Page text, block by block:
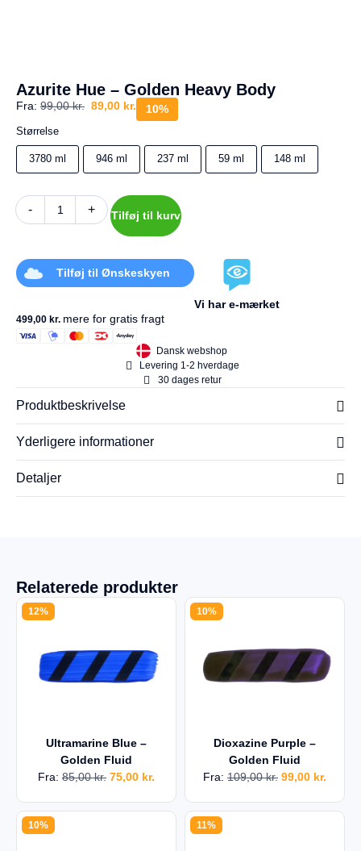
t
u
Din
kurv
tom.
Azurite Hue – Golden Heavy Body
Fra: 99,00kr. 89,00 kr. 10%
Størrelse
3780 ml 946 ml 237 ml 59 ml 148 ml
- + Tilføj til kurv
Tilføj til Ønskeskyen
Vi har e-mærket
499,00 kr. mere for gratis fragt
Dansk webshop
Levering 1-2 hverdage
30 dages retur
Produktbeskrivelse
Yderligere informationer
Detaljer
Relaterede produkter
12%
Ultramarine Blue –
Golden Fluid
Fra: 85,00kr. 75,00 kr.
10%
Dioxazine Purple –
Golden Fluid
Fra: 109,00kr. 99,00 kr.
10% 11%